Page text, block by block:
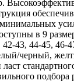
в 9
43, 44-45, 46-
черный,
подбора